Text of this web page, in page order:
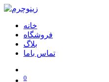
خانه
فروشگاه
بلاگ
تماس باما
0